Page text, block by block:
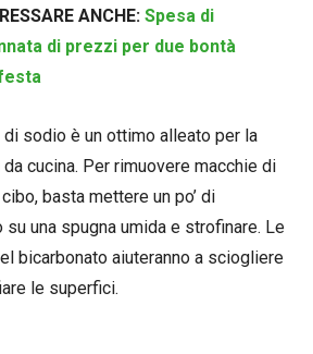
ANCHE: Spesa di
di prezzi per due bontà
sodio è un ottimo alleato per la
cucina. Per rimuovere macchie di
basta mettere un po’ di
una spugna umida e strofinare. Le
bicarbonato aiuteranno a sciogliere
le superfici.